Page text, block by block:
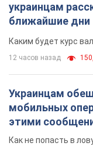
украинцам
ближайшие дни
Каким будет курс
12 часов назад
Украинцам
мобильных
этими
Как не попасть в